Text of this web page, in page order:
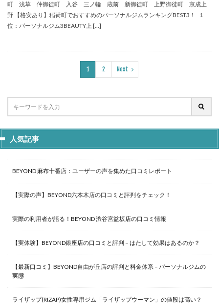
町 浅草 仲御徒町 入谷 三ノ輪 蔵前 新御徒町 上野御徒町 京成上
野 【格安あり】稲荷町でおすすめのパーソナルジムランキングBEST3！ １
位：パーソナルジム3BEAUTY上 […]
1 2 Next
人気記事
BEYOND 麻布十番店：ユーザーの声を集めた口コミレポート
【実際の声】BEYOND六本木店の口コミと評判をチェック！
実際の利用者が語る！BEYOND 渋谷宮益坂店の口コミ情報
【実体験】BEYOND銀座店の口コミと評判 – はたして効果はあるのか？
【最新口コミ】BEYOND自由が丘店の評判と料金体系 – パーソナルジムの
実態
ライザップ(RIZAP)女性専用ジム「ライザップウーマン」の値段は高い？